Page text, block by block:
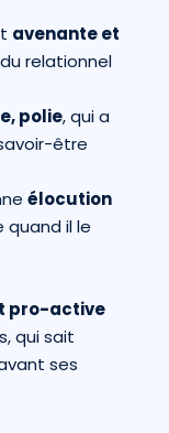
avenante et
relationnel
polie, qui a
être
élocution
il le
pro-active
qui sait
ses